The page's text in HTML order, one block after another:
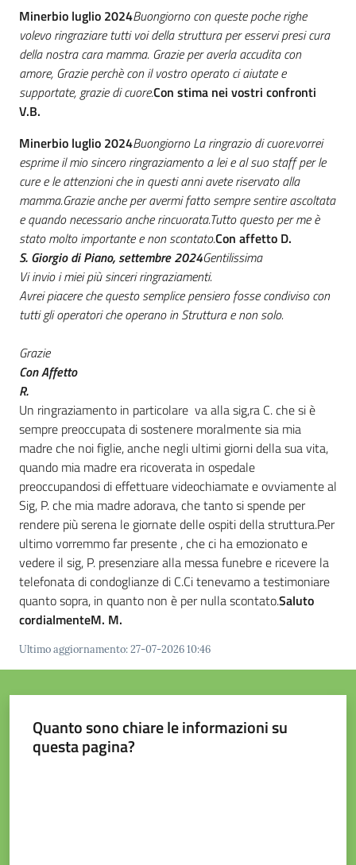
Minerbio luglio 2024Buongiorno con queste poche righe
volevo ringraziare tutti voi della struttura per esservi presi cura
della nostra cara mamma. Grazie per averla accudita con
amore, Grazie perchè con il vostro operato ci aiutate e
supportate, grazie di cuore.Con stima nei vostri confronti
V.B.
Minerbio luglio 2024Buongiorno La ringrazio di cuore.vorrei
esprime il mio sincero ringraziamento a lei e al suo staff per le
cure e le attenzioni che in questi anni avete riservato alla
mamma.Grazie anche per avermi fatto sempre sentire ascoltata
e quando necessario anche rincuorata.Tutto questo per me è
stato molto importante e non scontato.Con affetto D.
S. Giorgio di Piano, settembre 2024Gentilissima
Vi invio i miei più sinceri ringraziamenti.
Avrei piacere che questo semplice pensiero fosse condiviso con
tutti gli operatori che operano in Struttura e non solo.
Grazie
Con Affetto
R.
Un ringraziamento in particolare va alla sig,ra C. che si è
sempre preoccupata di sostenere moralmente sia mia
madre che noi figlie, anche negli ultimi giorni della sua vita,
quando mia madre era ricoverata in ospedale
preoccupandosi di effettuare videochiamate e ovviamente al
Sig, P. che mia madre adorava, che tanto si spende per
rendere più serena le giornate delle ospiti della struttura.Per
ultimo vorremmo far presente , che ci ha emozionato e
vedere il sig, P. presenziare alla messa funebre e ricevere la
telefonata di condoglianze di C.Ci tenevamo a testimoniare
quanto sopra, in quanto non è per nulla scontato.Saluto
cordialmenteM. M.
Ultimo aggiornamento:27-07-2026 10:46
Quanto sono chiare le informazioni su
questa pagina?